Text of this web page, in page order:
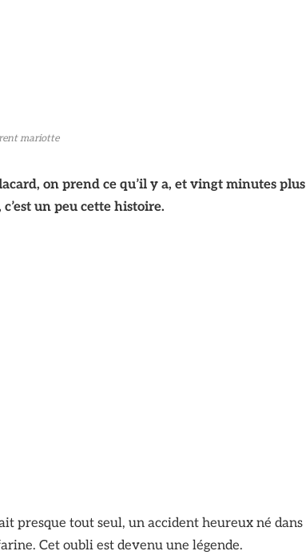
mariotte
on prend ce qu’il y a, et vingt minutes plus
un peu cette histoire.
presque tout seul, un accident heureux né dans
Cet oubli est devenu une légende.